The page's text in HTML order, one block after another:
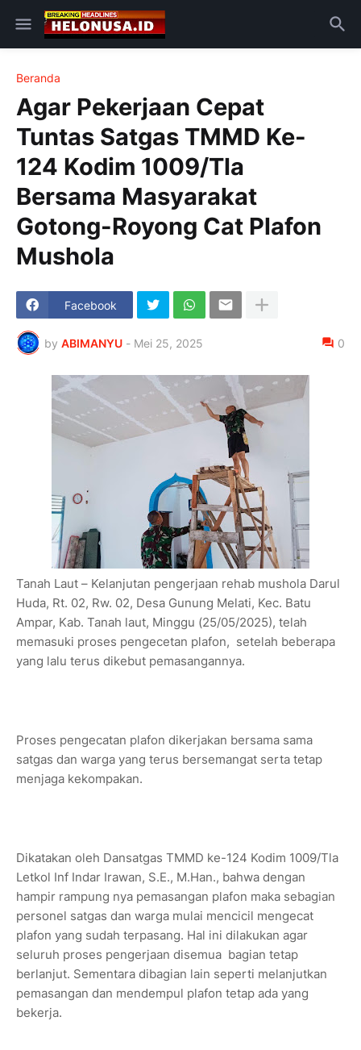
Beranda
Agar Pekerjaan Cepat
Tuntas Satgas TMMD Ke-
124 Kodim 1009/Tla
Bersama Masyarakat
Gotong-Royong Cat Plafon
Mushola
Facebook
by ABIMANYU - Mei 25, 2025 0
Tanah Laut – Kelanjutan pengerjaan rehab mushola Darul
Huda, Rt. 02, Rw. 02, Desa Gunung Melati, Kec. Batu
Ampar, Kab. Tanah laut, Minggu (25/05/2025), telah
memasuki proses pengecetan plafon, setelah beberapa
yang lalu terus dikebut pemasangannya.
Proses pengecatan plafon dikerjakan bersama sama
satgas dan warga yang terus bersemangat serta tetap
menjaga kekompakan.
Dikatakan oleh Dansatgas TMMD ke-124 Kodim 1009/Tla
Letkol Inf Indar Irawan, S.E., M.Han., bahwa dengan
hampir rampung nya pemasangan plafon maka sebagian
personel satgas dan warga mulai mencicil mengecat
plafon yang sudah terpasang. Hal ini dilakukan agar
seluruh proses pengerjaan disemua bagian tetap
berlanjut. Sementara dibagian lain seperti melanjutkan
pemasangan dan mendempul plafon tetap ada yang
bekerja.